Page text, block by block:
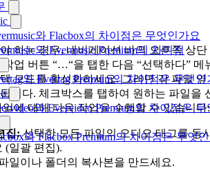
와 Flacbox의 차이점은 무엇인가요
와 Evermusic Premium의 차이점
와 Evertag Premium의 차이점은 무엇인
와 Evervideo Premium의 차이점은
와 Flacbox Premium의 차이점은 무엇
하는 경우, 내비게이션 바의 오른쪽 상단
작업 버튼 “…“을 탭한 다음 “선택하다” 메
모드를 활성화하세요. 그러면 각 파일 옆
니다. 체크박스를 탭하여 원하는 파일을
에 대해 다음 작업을 수행할 수 있습니다:
집:선택한 모든 파일의 오디오 태그를 동
(일괄 편집).
일이나 폴더의 복사본을 만드세요.